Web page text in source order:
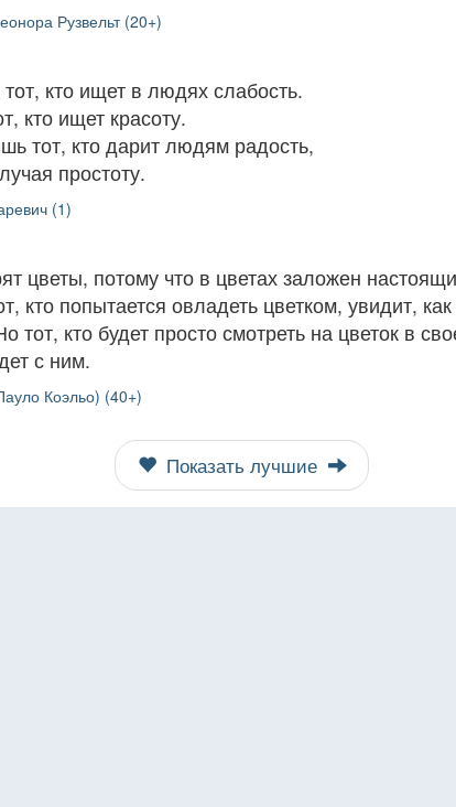
Рузвельт (20+)
кто ищет в людях слабость.
кто ищет красоту.
тот, кто дарит людям радость,
простоту.
(1)
цветы, потому что в цветах заложен
кто попытается овладеть цветком, увидит,
тот, кто будет просто смотреть на цветок в
с ним.
Коэльо) (40+)
Показать лучшие